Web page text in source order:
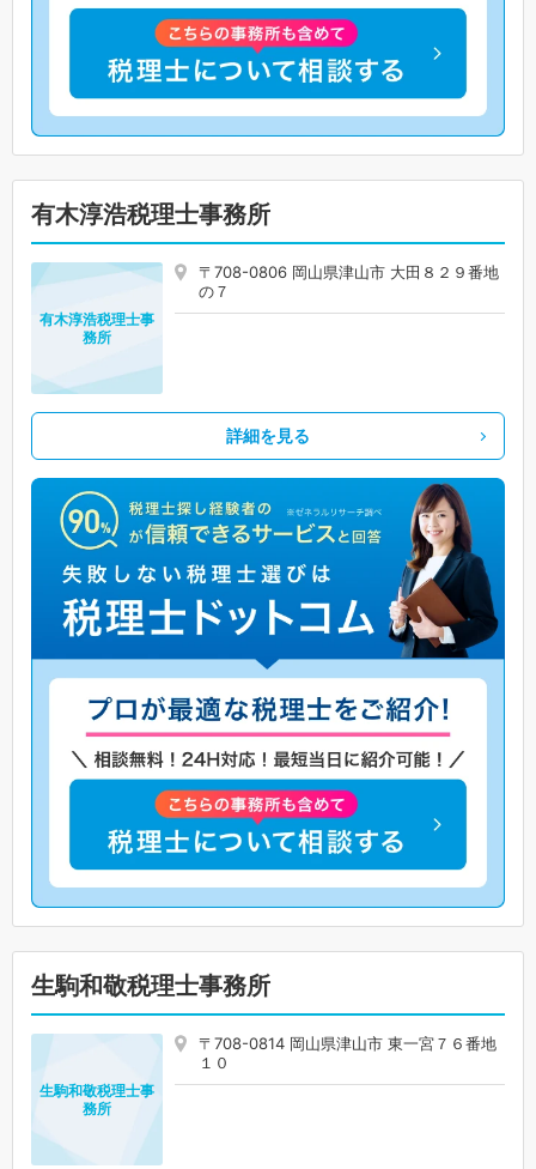
有木淳浩税理士事務所
〒708-0806 岡山県津山市 大田８２９番地
の７
有木淳浩税理士事
務所
詳細を見る
生駒和敬税理士事務所
〒708-0814 岡山県津山市 東一宮７６番地
１０
生駒和敬税理士事
務所